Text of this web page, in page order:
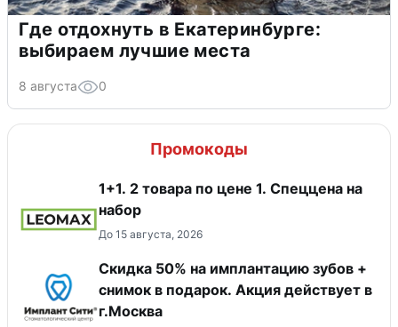
Где отдохнуть в Екатеринбурге:
выбираем лучшие места
8 августа 0
Промокоды
1+1. 2 товара по цене 1. Спеццена на
набор
До 15 августа, 2026
Скидка 50% на имплантацию зубов +
снимок в подарок. Акция действует в
г.Москва